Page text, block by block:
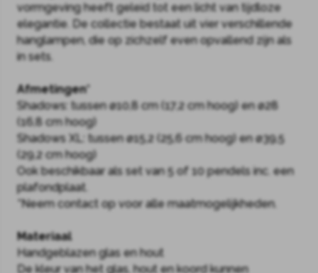
vormgeving heeft geleid tot een licht van tijdloze
elegantie. De collectie bestaat uit vier verschillende
hanglampen, die op zichzelf even opvallend zijn als
in sets.
Afmetingen*
Shadows: tussen ø10,8 cm (17,2 cm hoog) en ø28
(16,8 cm hoog)
Shadows XL: tussen ø15,2 (25,6 cm hoog) en ø39,5
(29,2 cm hoog)
Ook beschikbaar als set van 5 of 10 pendels inc. een
plafondplaat.
*Neem contact op voor alle maatmogelijkheden.
Materiaal
Handgeblazen glas en hout
De kleur van het glas, hout en koord kunnen